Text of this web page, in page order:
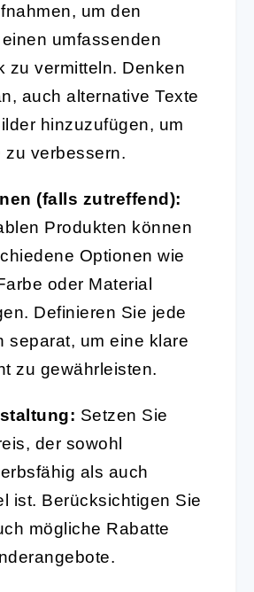
um den
umfassenden
zu vermitteln. Denken
auch alternative Texte
hinzuzufügen, um
zu verbessern.
(falls zutreffend):
Produkten können
Optionen wie
oder Material
Definieren Sie jede
separat, um eine klare
zu gewährleisten.
Setzen Sie
der sowohl
als auch
ist. Berücksichtigen Sie
mögliche Rabatte